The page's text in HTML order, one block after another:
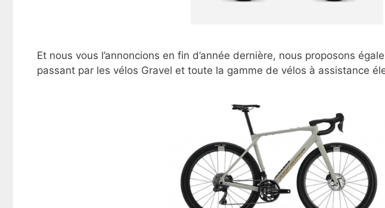
Et nous vous l’annoncions en fin d’année dernière, nous proposons
passant par les vélos Gravel et toute la gamme de vélos à assistance